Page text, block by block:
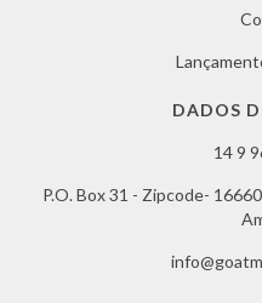
DADOS
14 9
P.O. Box 31 - Zipcode-